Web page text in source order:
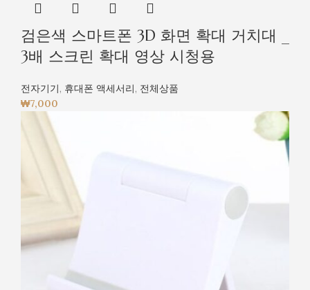
검은색 스마트폰 3D 화면 확대 거치대 _
3배 스크린 확대 영상 시청용
전자기기, 휴대폰 액세서리, 전체상품
₩7,000